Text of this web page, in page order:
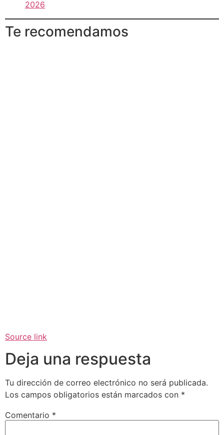
2026
Te recomendamos
Source link
Deja una respuesta
Tu dirección de correo electrónico no será publicada.
Los campos obligatorios están marcados con *
Comentario *